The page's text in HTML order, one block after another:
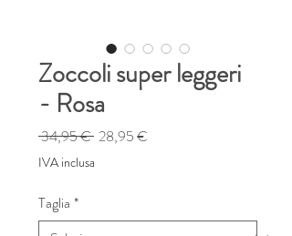
Zoccoli super leggeri
- Rosa
34,95 € Prezzo
28,95 €
IVA inclusa
Taglia *